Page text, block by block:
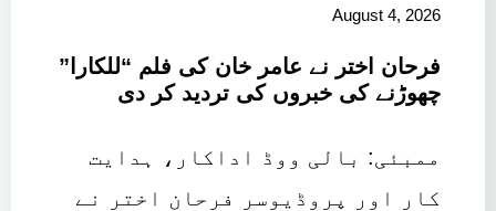
August 4, 2026
فرحان اختر نے عامر خان کی فلم “للکارا”
چھوڑنے کی خبروں کی تردید کر دی
ممبئی: بالی ووڈ اداکار، ہدایت
کار اور پروڈیوسر فرحان اختر نے